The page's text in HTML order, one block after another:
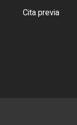
Cita previa